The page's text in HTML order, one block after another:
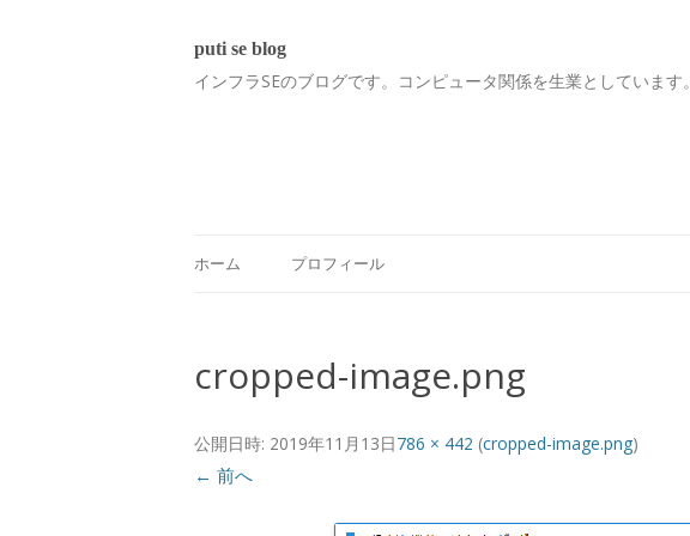
puti se blog
インフラSEのブログです。コンピュータ関係を生業としています。
ホーム プロフィール
cropped-image.png
公開日時: 2019年11月13日786 × 442 (cropped-image.png)
← 前へ